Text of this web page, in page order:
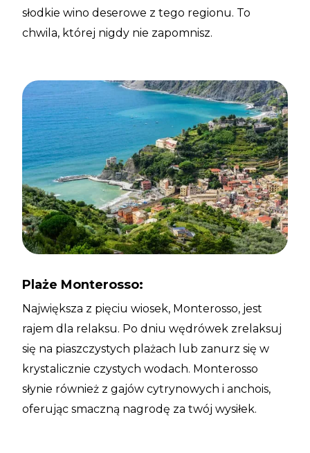
słodkie wino deserowe z tego regionu. To
chwila, której nigdy nie zapomnisz.
Plaże Monterosso:
Największa z pięciu wiosek, Monterosso, jest
rajem dla relaksu. Po dniu wędrówek zrelaksuj
się na piaszczystych plażach lub zanurz się w
krystalicznie czystych wodach. Monterosso
słynie również z gajów cytrynowych i anchois,
oferując smaczną nagrodę za twój wysiłek.